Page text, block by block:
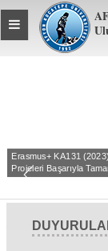
Toggle
global
navigation
Erasmus+ KA131
Projeleri Başarıyla